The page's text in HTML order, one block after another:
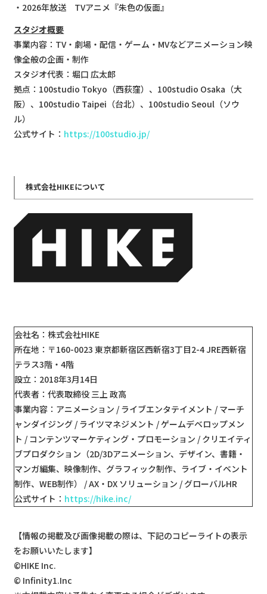
・2026年放送 TVアニメ『朱色の仮面』
スタジオ概要
事業内容：TV・劇場・配信・ゲーム・MVなどアニメーション映
像全般の企画・制作
スタジオ代表：堀口 広太郎
拠点：100studio Tokyo（西荻窪）、100studio Osaka（大
阪）、100studio Taipei（台北）、100studio Seoul（ソウ
ル）
公式サイト： https://100studio.jp/
株式会社HIKEについて
会社名：株式会社HIKE
所在地：〒160-0023 東京都新宿区西新宿3丁目2-4 JRE西新宿
テラス3階・4階
設立：2018年3月14日
代表者：代表取締役 三上 政高
事業内容：アニメーション / ライブエンタテイメント / マーチ
ャンダイジング / ライツマネジメント / ゲームデベロップメン
ト / コンテンツマーケティング・プロモーション / クリエイティ
ブプロダクション（2D/3Dアニメーション、デザイン、書籍・
マンガ編集、映像制作、グラフィック制作、ライブ・イベント
制作、WEB制作） / AX・DX ソリューション / グローバルHR
公式サイト： https://hike.inc/
【情報の掲載及び画像掲載の際は、下記のコピーライトの表示
をお願いいたします】
©HIKE Inc.
© Infinity1.Inc